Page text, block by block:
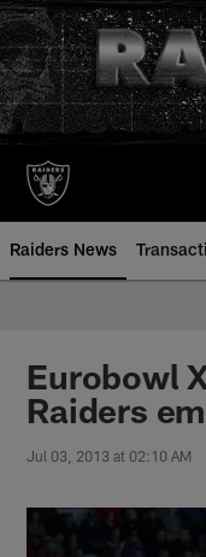
Skip
to
main
content
Raiders News
Eurobowl
Raiders
Jul 03, 2013 at 02:10 AM